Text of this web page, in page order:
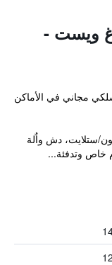
ويست -
مجاني في الأماكن
ستلايت، دش واٌلة
خاص وتدفئة...